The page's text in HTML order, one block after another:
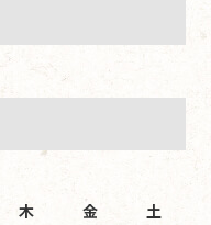
木 金 土